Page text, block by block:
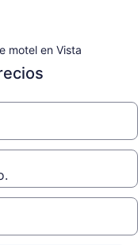
motel en Vista